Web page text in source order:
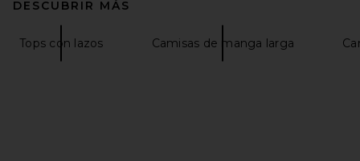
DESCUBRIR MÁS
Tops con lazos Camisas de manga larga